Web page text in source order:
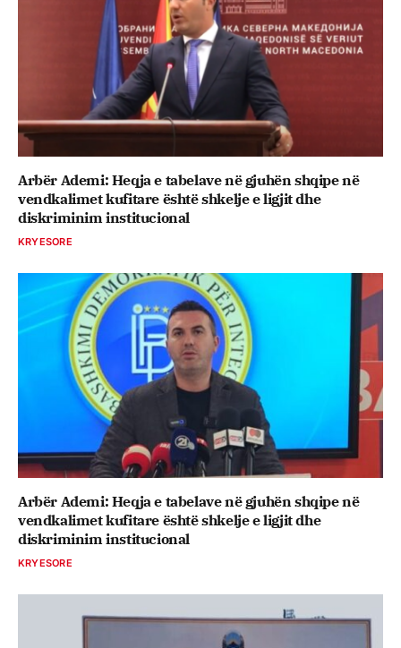
Arbër Ademi: Heqja e tabelave në gjuhën shqipe në
vendkalimet kufitare është shkelje e ligjit dhe
diskriminim institucional
KRYESORE
Arbër Ademi: Heqja e tabelave në gjuhën shqipe në
vendkalimet kufitare është shkelje e ligjit dhe
diskriminim institucional
KRYESORE